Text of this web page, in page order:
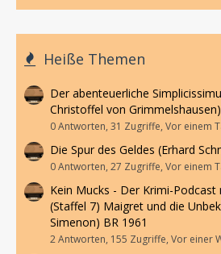
Heiße Themen
Der abenteuerliche
Christoffel von
0 Antworten, 31 Zugriffe, Vor einem
Die Spur des Geldes (Erhard
0 Antworten, 27 Zugriffe, Vor einem
Kein Mucks - Der Krimi-
(Staffel 7) Maigret und die
Simenon) BR 1961
2 Antworten, 155 Zugriffe, Vor einer